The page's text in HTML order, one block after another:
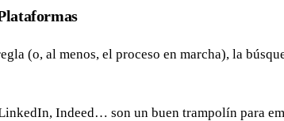
(o, al menos, el proceso en marcha), la
Indeed… son un buen trampolín para